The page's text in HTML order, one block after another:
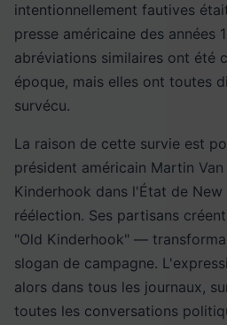
intentionnellement fautives
presse américaine des années
abréviations similaires ont été
époque, mais elles ont toutes
survécu.
La raison de cette survie est
président américain Martin
Kinderhook dans l'État de New
réélection. Ses partisans
"Old Kinderhook" —
slogan de campagne.
alors dans tous les journaux,
toutes les conversations